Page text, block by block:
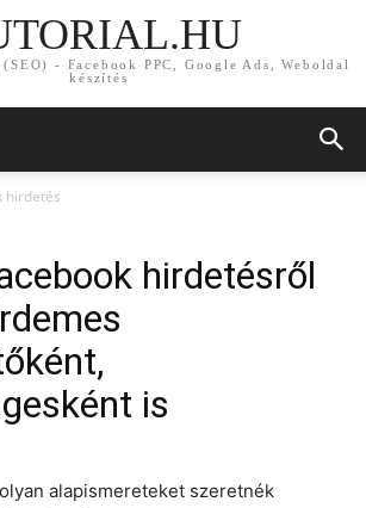
- Facebook PPC, Google Ads, Weboldal
készítés
hirdetés
hirdetésről
is
alapismereteket szeretnék